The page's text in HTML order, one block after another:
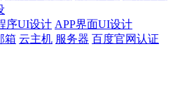
序UI设计 APP界面UI设计
箱 云主机 服务器 百度官网认证